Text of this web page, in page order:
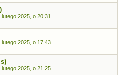
lutego 2025, o 20:31
lutego 2025, o 17:43
lutego 2025, o 21:25